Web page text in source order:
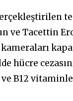
ve Tacettin
kameraları
hücre
B12